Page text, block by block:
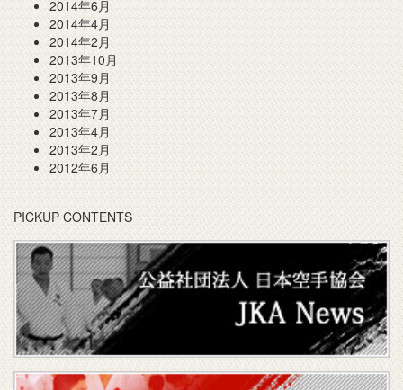
2014年6月
2014年4月
2014年2月
2013年10月
2013年9月
2013年8月
2013年7月
2013年4月
2013年2月
2012年6月
PICKUP CONTENTS